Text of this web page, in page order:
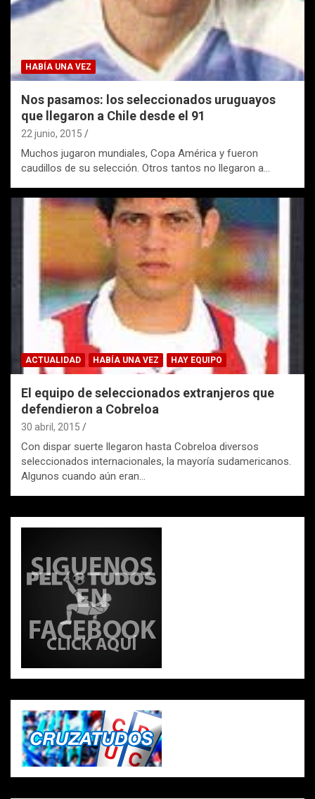
HABÍA UNA VEZ
Nos pasamos: los seleccionados uruguayos
que llegaron a Chile desde el 91
22 junio, 2015
Muchos jugaron mundiales, Copa América y fueron
caudillos de su selección. Otros tantos no llegaron a…
ACTUALIDAD HABÍA UNA VEZ HAY EQUIPO
El equipo de seleccionados extranjeros que
defendieron a Cobreloa
30 abril, 2015
Con dispar suerte llegaron hasta Cobreloa diversos
seleccionados internacionales, la mayoría sudamericanos.
Algunos cuando aún eran…